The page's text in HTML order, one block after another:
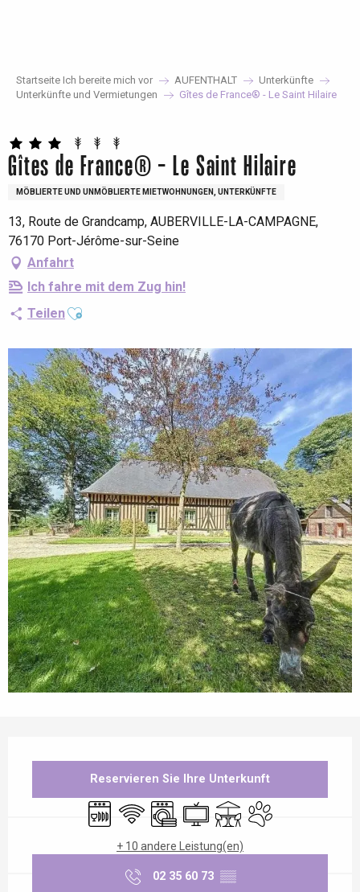
Startseite Ich bereite mich vor AUFENTHALT
Unterkünfte
Unterkünfte und Vermietungen
Gîtes de France® - Le Saint Hilaire
Gîtes de France® - Le Saint Hilaire
MÖBLIERTE UND UNMÖBLIERTE MIETWOHNUNGEN, UNTERKÜNFTE
13, Route de Grandcamp, AUBERVILLE-LA-CAMPAGNE,
76170 Port-Jérôme-sur-Seine
Anfahrt
Ich fahre mit dem Zug hin!
TeilenAjouter aux favoris
Reservieren Sie Ihre Unterkunft
Geschirrspülmaschine
Wi-Fi Waschmaschine
FernsehenTerrasseTiere erlaubt
+ 10 andere Leistung(en)
02 35 60 73 ▒▒